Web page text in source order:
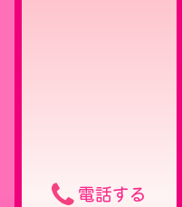
電話する